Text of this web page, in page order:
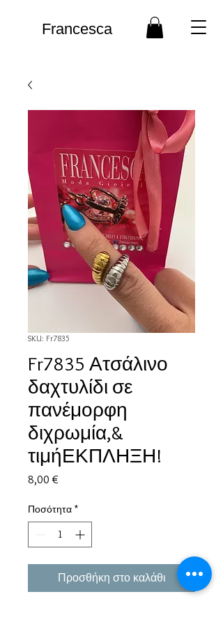
Francesca
SKU: Fr7835
Fr7835 Ατσάλινο
δαχτυλίδι σε
πανέμορφη
διχρωμία,&
τιμήΕΚΠΛΗΞΗ!
8,00 €
Ποσότητα *
Προσθήκη στο καλάθι